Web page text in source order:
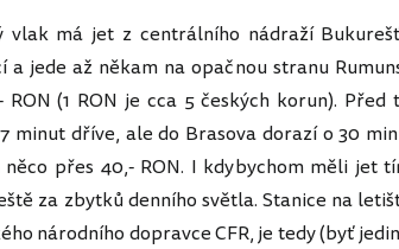
vlak má jet z centrálního nádraží
a jede až někam na opačnou stranu
RON (1 RON je cca 5 českých korun).
minut dříve, ale do Brasova dorazí o 30
něco přes 40,- RON. I kdybychom měli jet
za zbytků denního světla. Stanice na
národního dopravce CFR, je tedy (byť